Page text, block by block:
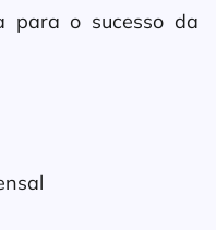
para o sucesso da